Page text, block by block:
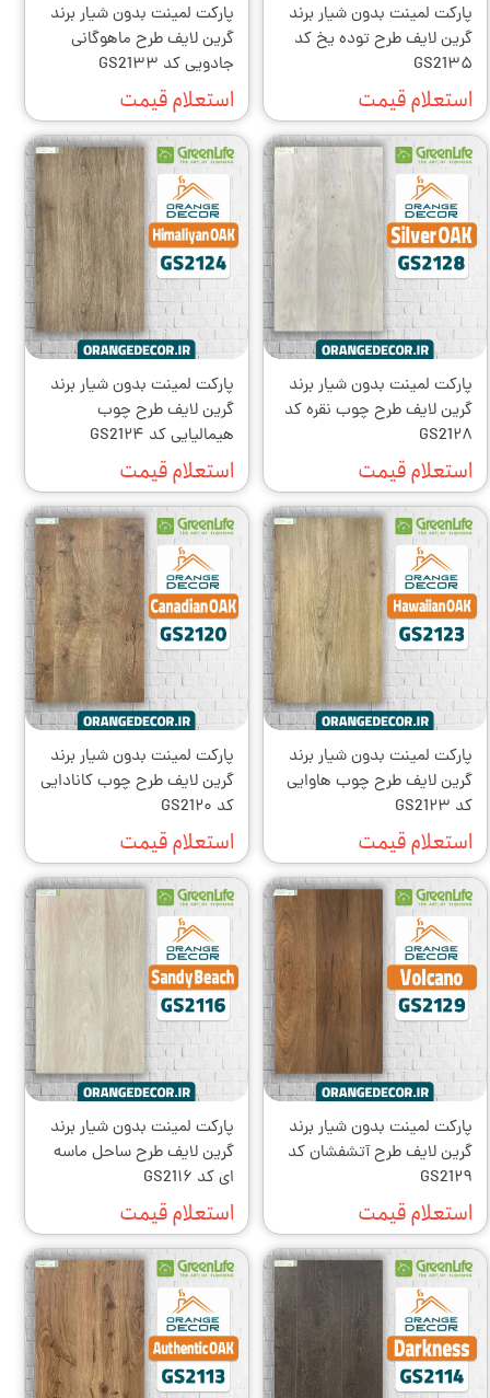
پارکت لمینت بدون شیار برند
گرین لایف طرح توده یخ کد
GS21۳۵
استعلام قیمت
پارکت لمینت بدون شیار برند
گرین لایف طرح ماهوگانی
جادویی کد GS21۳۳
استعلام قیمت
پارکت لمینت بدون شیار برند
گرین لایف طرح چوب نقره کد
GS21۲۸
استعلام قیمت
پارکت لمینت بدون شیار برند
گرین لایف طرح چوب
هیمالیایی کد GS21۲۴
استعلام قیمت
پارکت لمینت بدون شیار برند
گرین لایف طرح چوب هاوایی
کد GS21۲۳
استعلام قیمت
پارکت لمینت بدون شیار برند
گرین لایف طرح چوب کانادایی
کد GS21۲۰
استعلام قیمت
پارکت لمینت بدون شیار برند
گرین لایف طرح آتشفشان کد
GS21۲۹
استعلام قیمت
پارکت لمینت بدون شیار برند
گرین لایف طرح ساحل ماسه
ای کد GS21۱۶
استعلام قیمت